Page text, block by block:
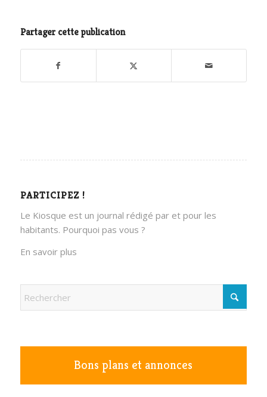
Partager cette publication
PARTICIPEZ !
Le Kiosque est un journal rédigé par et pour les
habitants. Pourquoi pas vous ?
En savoir plus
Bons plans et annonces